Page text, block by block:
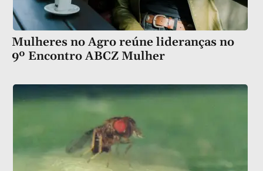
Mulheres no Agro reúne lideranças no
9º Encontro ABCZ Mulher